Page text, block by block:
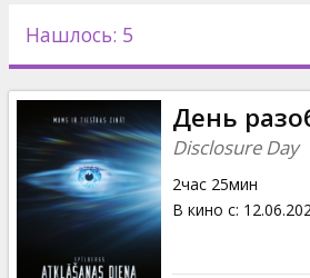
Новости
Подарки
Кинозакуски
B2B
Нашлось: 5
День
Disclosure Day
2час 25мин
В кино с: